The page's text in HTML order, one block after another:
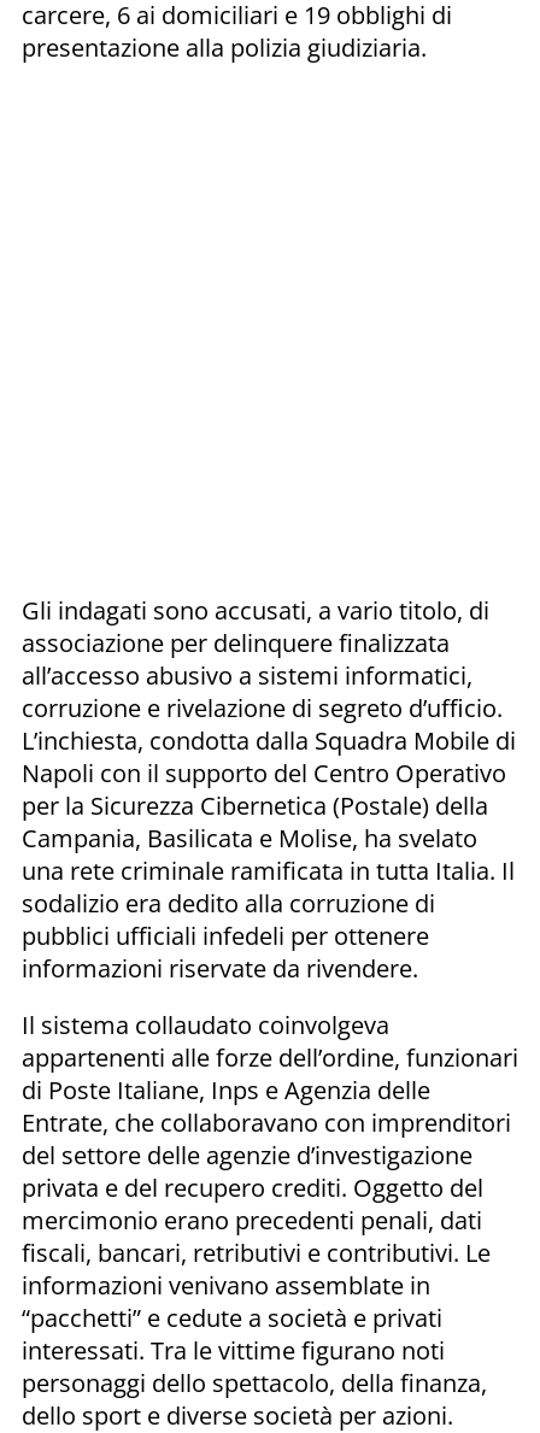
carcere, 6 ai domiciliari e 19 obblighi di
presentazione alla polizia giudiziaria.
Gli indagati sono accusati, a vario titolo, di
associazione per delinquere finalizzata
all’accesso abusivo a sistemi informatici,
corruzione e rivelazione di segreto d’ufficio.
L’inchiesta, condotta dalla Squadra Mobile di
Napoli con il supporto del Centro Operativo
per la Sicurezza Cibernetica (Postale) della
Campania, Basilicata e Molise, ha svelato
una rete criminale ramificata in tutta Italia. Il
sodalizio era dedito alla corruzione di
pubblici ufficiali infedeli per ottenere
informazioni riservate da rivendere.
Il sistema collaudato coinvolgeva
appartenenti alle forze dell’ordine, funzionari
di Poste Italiane, Inps e Agenzia delle
Entrate, che collaboravano con imprenditori
del settore delle agenzie d’investigazione
privata e del recupero crediti. Oggetto del
mercimonio erano precedenti penali, dati
fiscali, bancari, retributivi e contributivi. Le
informazioni venivano assemblate in
“pacchetti” e cedute a società e privati
interessati. Tra le vittime figurano noti
personaggi dello spettacolo, della finanza,
dello sport e diverse società per azioni.